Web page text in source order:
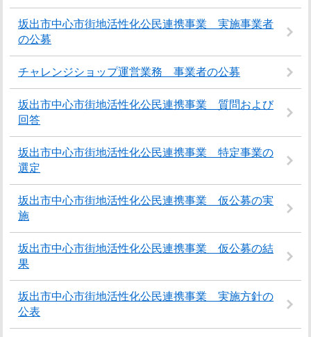
坂出市中心市街地活性化公民連携事業 実施事業者
の公募
チャレンジショップ運営業務 事業者の公募
坂出市中心市街地活性化公民連携事業 質問および
回答
坂出市中心市街地活性化公民連携事業 特定事業の
選定
坂出市中心市街地活性化公民連携事業 仮公募の実
施
坂出市中心市街地活性化公民連携事業 仮公募の結
果
坂出市中心市街地活性化公民連携事業 実施方針の
公表